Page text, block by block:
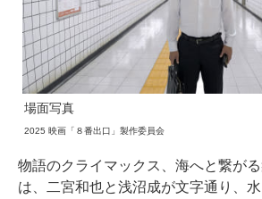
場面写真
2025 映画「８番出口」製作委員会
物語のクライマックス、海へと繋が
は、二宮和也と浅沼成が文字通り、